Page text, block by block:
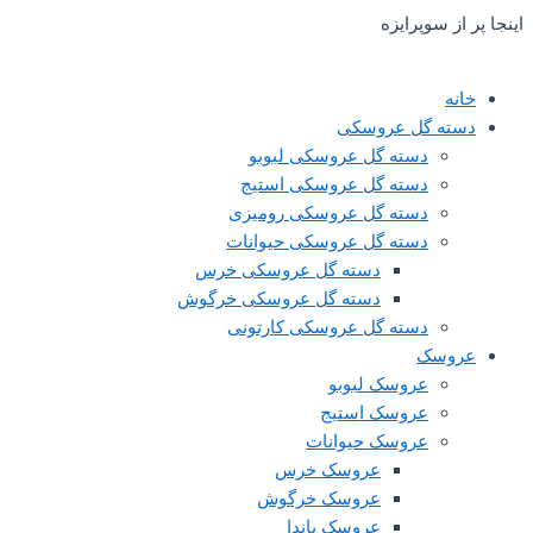
گل عروسکی
دسته گل عروسکی لبوبو
دسته گل عروسکی استیج
دسته گل عروسکی رومیزی
دسته گل عروسکی حیوانات
دسته گل عروسکی خرس
دسته گل عروسکی خرگوش
دسته گل عروسکی کارتونی
عروسک لبوبو
عروسک استیج
عروسک حیوانات
عروسک خرس
عروسک خرگوش
عروسک پاندا